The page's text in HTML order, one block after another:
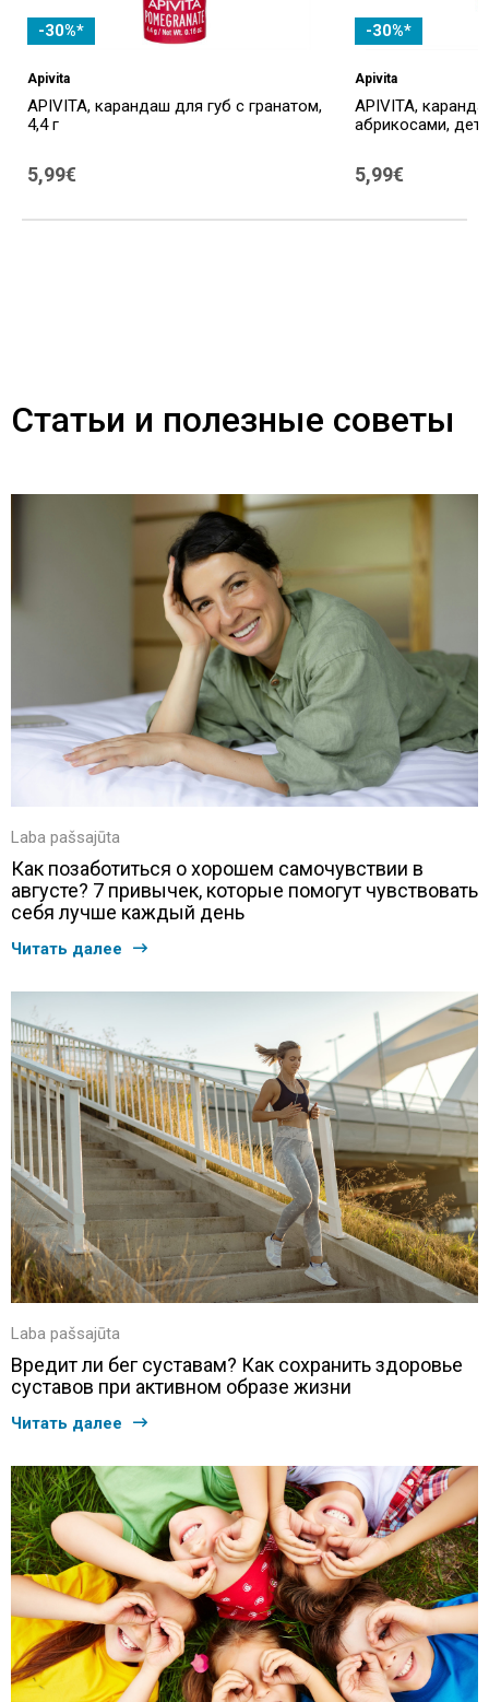
-30%*
Apivita
APIVITA, карандаш для губ с гранатом,
4,4 г
5,99€
-30%*
Apivita
APIVITA,
абрикосами,
5,99€
Статьи и полезные советы
Laba pašsajūta
Как позаботиться о хорошем самочувствии в
августе? 7 привычек, которые помогут чувствовать
себя лучше каждый день
Читать далее
Laba pašsajūta
Вредит ли бег суставам? Как сохранить здоровье
суставов при активном образе жизни
Читать далее